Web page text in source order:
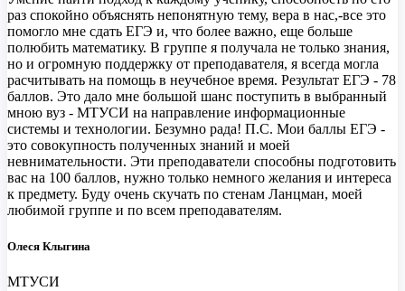
раз спокойно объяснять непонятную тему, вера в нас,-все это
помогло мне сдать ЕГЭ и, что более важно, еще больше
полюбить математику. В группе я получала не только знания,
но и огромную поддержку от преподавателя, я всегда могла
расчитывать на помощь в неучебное время. Результат ЕГЭ - 78
баллов. Это дало мне большой шанс поступить в выбранный
мною вуз - МТУСИ на направление информационные
системы и технологии. Безумно рада! П.С. Мои баллы ЕГЭ -
это совокупность полученных знаний и моей
невнимательности. Эти преподаватели способны подготовить
вас на 100 баллов, нужно только немного желания и интереса
к предмету. Буду очень скучать по стенам Ланцман, моей
любимой группе и по всем преподавателям.
Олеся Клыгина
МТУСИ